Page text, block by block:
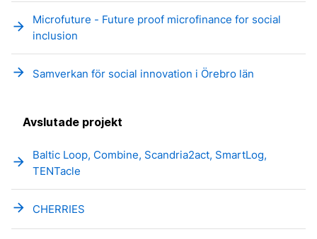
arrow_forward
Microfuture - Future proof microfinance for social
inclusion
arrow_forward Samverkan för social innovation i Örebro län
Avslutade projekt
arrow_forward
Baltic Loop, Combine, Scandria2act, SmartLog,
TENTacle
arrow_forward CHERRIES